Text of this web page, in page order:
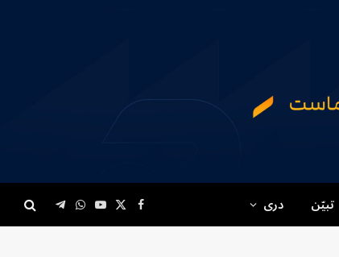
تبیّن دری Facebook
X
(Twitter)
YouTube
WhatsApp
Telegram